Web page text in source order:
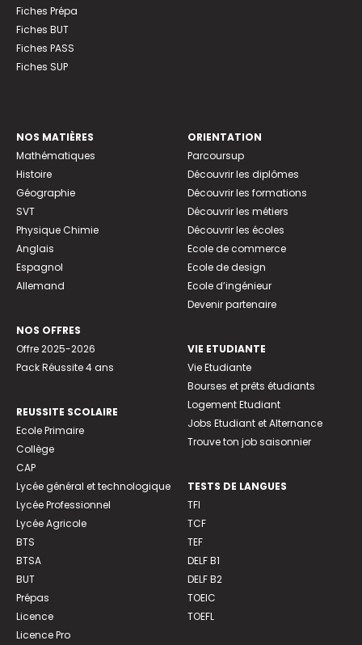
Fiches Prépa
Fiches BUT
Fiches PASS
Fiches SUP
NOS MATIÈRES
Mathématiques
Histoire
Géographie
SVT
Physique Chimie
Anglais
Espagnol
Allemand
NOS OFFRES
Offre 2025-2026
Pack Réussite 4 ans
REUSSITE SCOLAIRE
Ecole Primaire
Collège
CAP
Lycée général et technologique
Lycée Professionnel
Lycée Agricole
BTS
BTSA
BUT
Prépas
Licence
Licence Pro
ORIENTATION
Parcoursup
Découvrir les diplômes
Découvrir les formations
Découvrir les métiers
Découvrir les écoles
Ecole de commerce
Ecole de design
Ecole d’ingénieur
Devenir partenaire
VIE ETUDIANTE
Vie Etudiante
Bourses et prêts étudiants
Logement Etudiant
Jobs Etudiant et Alternance
Trouve ton job saisonnier
TESTS DE LANGUES
TFI
TCF
TEF
DELF B1
DELF B2
TOEIC
TOEFL